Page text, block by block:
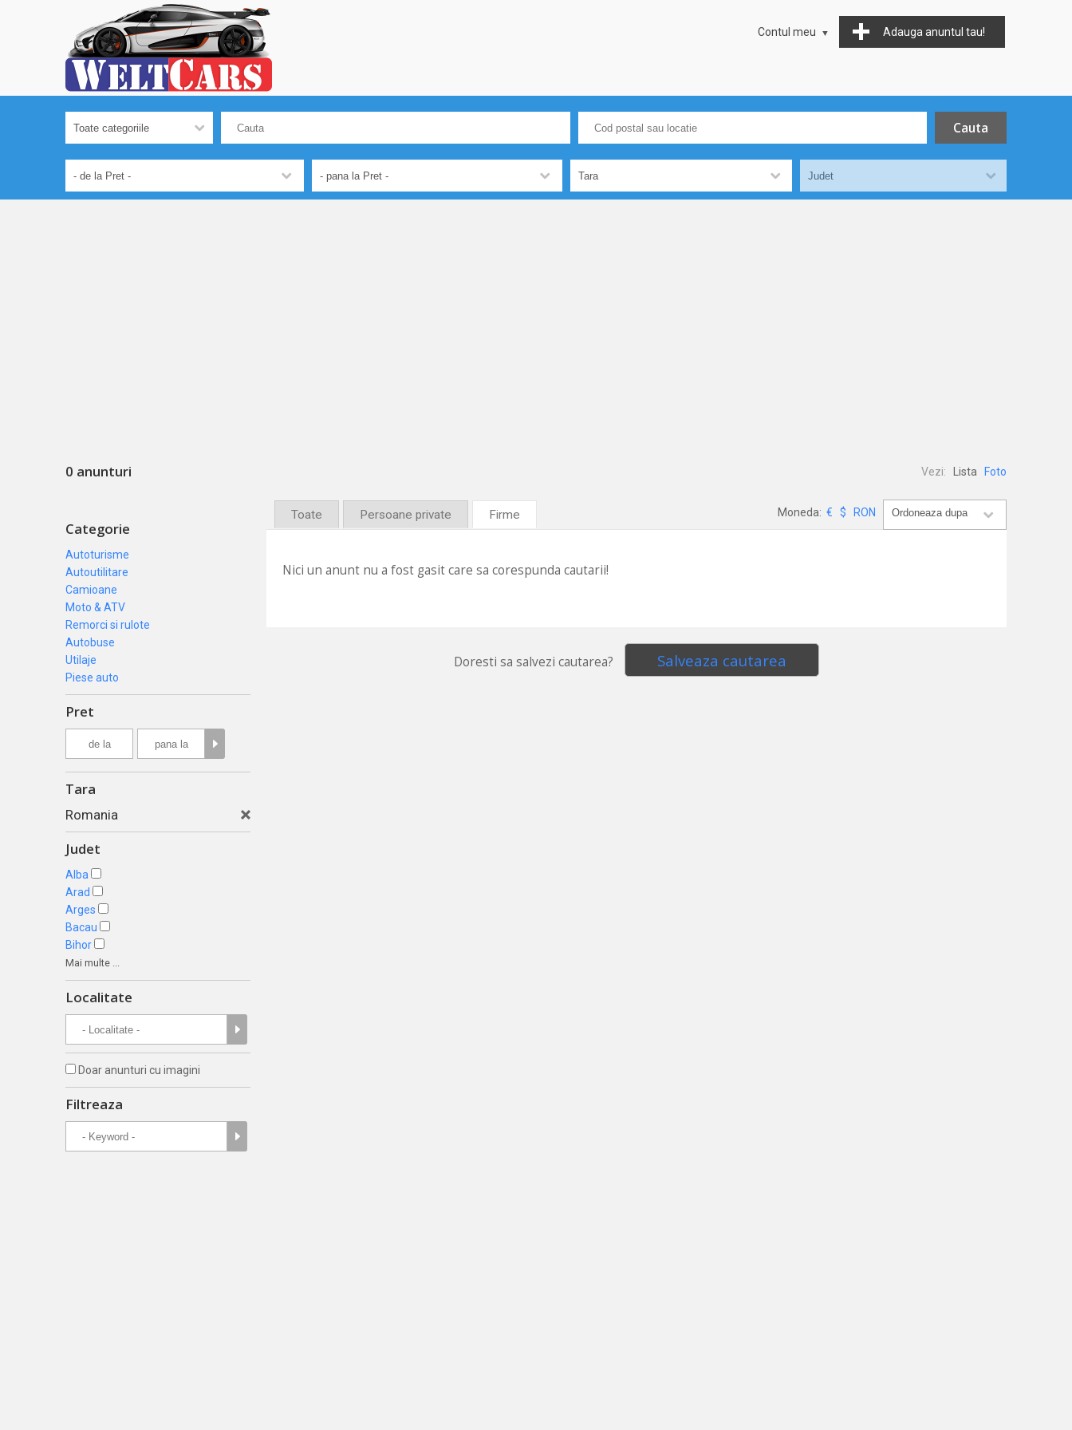
Adauga anuntul tau!
Contul meu
0 anunturi Vezi: Lista Foto
Categorie
Autoturisme
Autoutilitare
Camioane
Moto & ATV
Remorci si rulote
Autobuse
Utilaje
Piese auto
Pret
Tara
Romania
Judet
Alba
Arad
Arges
Bacau
Bihor
Mai multe ...
Localitate
Doar anunturi cu imagini
Filtreaza
Moneda: € $ RON
Toate Persoane private Firme
Nici un anunt nu a fost gasit care sa corespunda cautarii!
Doresti sa salvezi cautarea? Salveaza cautarea